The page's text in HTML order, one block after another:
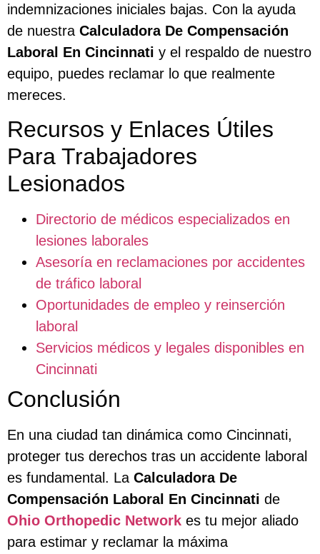
indemnizaciones iniciales bajas. Con la ayuda
de nuestra Calculadora De Compensación
Laboral En Cincinnati y el respaldo de nuestro
equipo, puedes reclamar lo que realmente
mereces.
Recursos y Enlaces Útiles
Para Trabajadores
Lesionados
Directorio de médicos especializados en
lesiones laborales
Asesoría en reclamaciones por accidentes
de tráfico laboral
Oportunidades de empleo y reinserción
laboral
Servicios médicos y legales disponibles en
Cincinnati
Conclusión
En una ciudad tan dinámica como Cincinnati,
proteger tus derechos tras un accidente laboral
es fundamental. La Calculadora De
Compensación Laboral En Cincinnati de
Ohio Orthopedic Network es tu mejor aliado
para estimar y reclamar la máxima